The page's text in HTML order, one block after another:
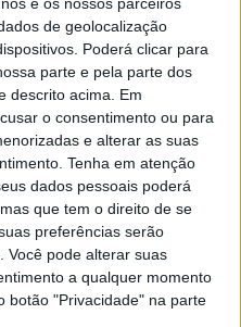
e os nossos parceiros
de geolocalização
Poderá clicar para
parte e pela parte dos
descrito acima. Em
o consentimento ou para
e alterar as suas
Tenha em atenção
dados pessoais poderá
que tem o direito de se
preferências serão
Você pode alterar suas
a qualquer momento
botão "Privacidade" na parte